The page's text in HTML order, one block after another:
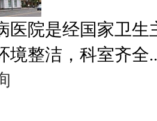
医院是经国家卫
境整洁，科室齐全